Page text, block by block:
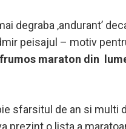
degraba ‚andurant’
peisajul – motiv
maraton din
sfarsitul de an si multi
prezint o lista a